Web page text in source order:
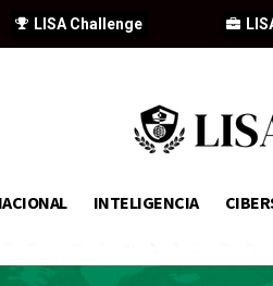
LISA Challenge
INTELIGENCIA